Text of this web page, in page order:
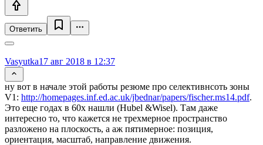
Ответить
Vasyutka17 авг 2018 в 12:37
ну вот в начале этой работы резюме про селективнсоть зоны
V1: http://homepages.inf.ed.ac.uk/jbednar/papers/fischer.ms14.pdf.
Это еще годах в 60х нашли (Hubel &Wisel). Там даже
интересно то, что кажется не трехмерное пространство
разложено на плоскость, а аж пятимерное: позиция,
ориентация, масштаб, направление движения.